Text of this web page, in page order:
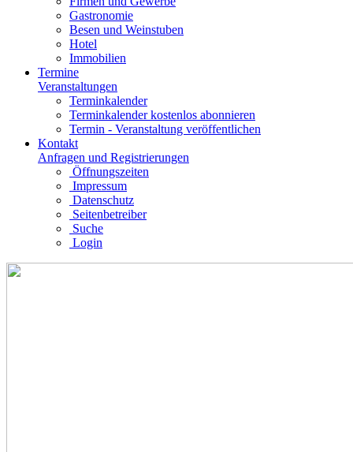
Gastronomie
Besen und Weinstuben
Hotel
Immobilien
Termine
Veranstaltungen
Terminkalender
Terminkalender kostenlos abonnieren
Termin - Veranstaltung veröffentlichen
Kontakt
Anfragen und Registrierungen
Öffnungszeiten
Impressum
Datenschutz
Seitenbetreiber
Suche
Login